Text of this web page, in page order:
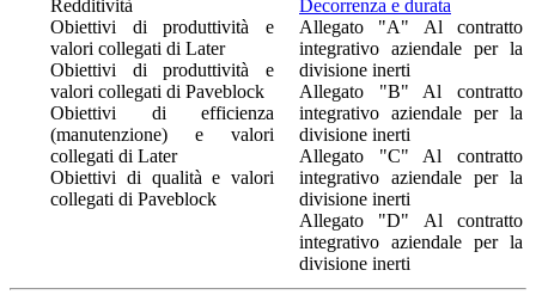
Redditività
Obiettivi di produttività e
valori collegati di Later
Obiettivi di produttività e
valori collegati di Paveblock
Obiettivi di efficienza
(manutenzione) e valori
collegati di Later
Obiettivi di qualità e valori
collegati di Paveblock
Decorrenza e durata
Allegato "A" Al contratto
integrativo aziendale per la
divisione inerti
Allegato "B" Al contratto
integrativo aziendale per la
divisione inerti
Allegato "C" Al contratto
integrativo aziendale per la
divisione inerti
Allegato "D" Al contratto
integrativo aziendale per la
divisione inerti